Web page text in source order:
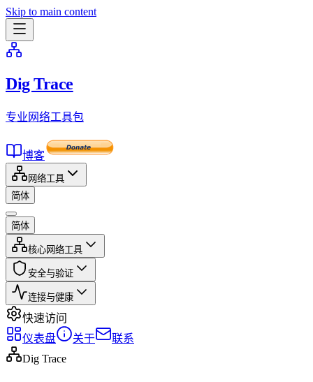
Skip to main content
Dig Trace
专业网络工具包
博客
网络工具
简体
简体
核心网络工具
安全与验证
连接与健康
快速访问
仪表盘
关于
联系
Dig Trace